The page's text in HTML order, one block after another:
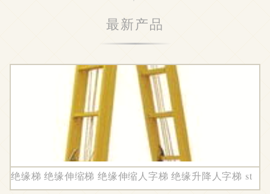
最新产品
绝缘梯 绝缘伸缩梯 绝缘伸缩人字梯 绝缘升降人字梯 st